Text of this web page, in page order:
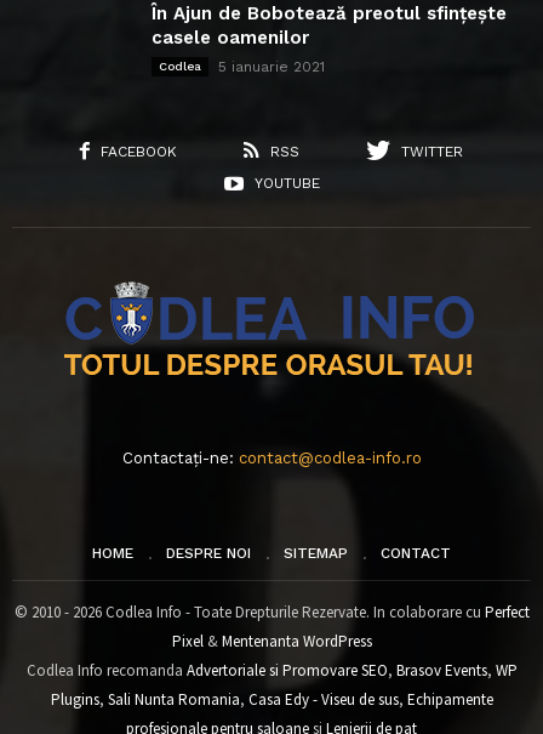
În Ajun de Bobotează preotul sfințește
casele oamenilor
Codlea 5 ianuarie 2021
FACEBOOK RSS
TWITTER
YOUTUBE
Contactați-ne: contact@codlea-info.ro
HOME DESPRE NOI SITEMAP CONTACT
© 2010 - 2026 Codlea Info - Toate Drepturile Rezervate. In colaborare cu Perfect
Pixel&Mentenanta WordPress
Codlea Info recomanda Advertoriale si Promovare SEO, Brasov Events, WP
Plugins, Sali Nunta Romania, Casa Edy - Viseu de sus, Echipamente
profesionale pentru saloanesi Lenjerii de pat